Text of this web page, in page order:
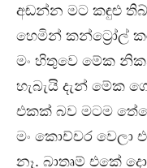
අඬන්න මට කඳුළු
හෙමින් කන්ට්‍රෝල්
මං හිතුවෙ මේක
හැබැයි දැන් මේක
එකක් බව මටම
මං කොච්චර වෙලා
නෑ. බාතෘම් එකේ